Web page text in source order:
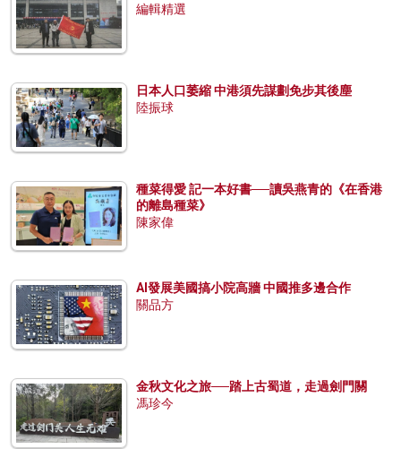
編輯精選
日本人口萎縮 中港須先謀劃免步其後塵
陸振球
種菜得愛 記一本好書──讀吳燕青的《在香港
的離島種菜》
陳家偉
AI發展美國搞小院高牆 中國推多邊合作
關品方
金秋文化之旅──踏上古蜀道，走過劍門關
馮珍今